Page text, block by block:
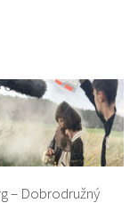
– Dobrodružný